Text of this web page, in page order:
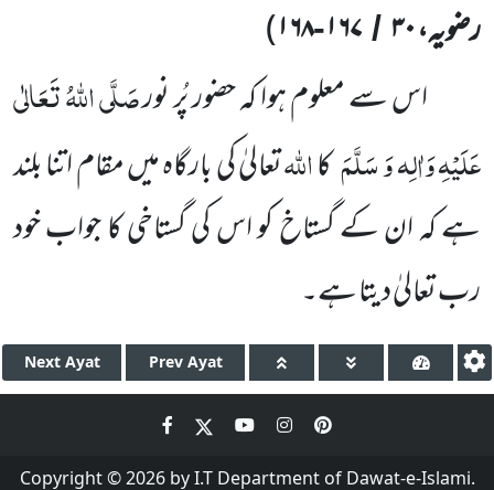
رضویہ،۳۰ / ۱۶۷-۱۶۸)
اس سے معلوم ہوا کہ حضور پُر نورصَلَّی اللّٰہُ تَعَالٰی
عَلَیْہِ وَاٰلِہ وَ سَلَّمَکااللّٰہتعالیٰ کی بارگاہ میں مقام اتنا بلند
ہے کہ ان کے گستاخ کو اس کی گستاخی کا جواب خود
رب تعالیٰ دیتا ہے۔
Next Ayat Prev Ayat
Copyright © 2026 by I.T Department of Dawat-e-Islami.